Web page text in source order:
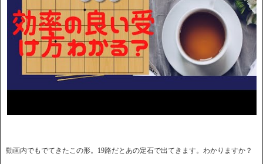
動画内でもでてきたこの形。19路だとあの定石で出てきます。わかりますか？